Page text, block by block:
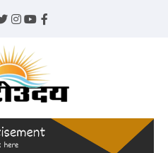
Twitter
Instagram
YouTube
Facebook